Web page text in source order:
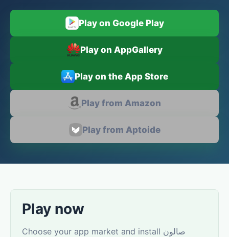
Play on Google Play
Play on AppGallery
Play on the App Store
Play from Amazon
Play from Aptoide
Play now
Choose your app market and install صالون